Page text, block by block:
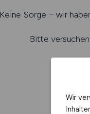
Keine Sorge – wir
Bitte
Wir